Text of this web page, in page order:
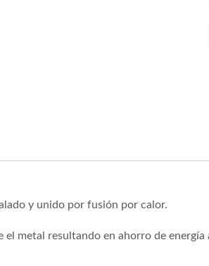
y unido por fusión por calor.
metal resultando en ahorro de